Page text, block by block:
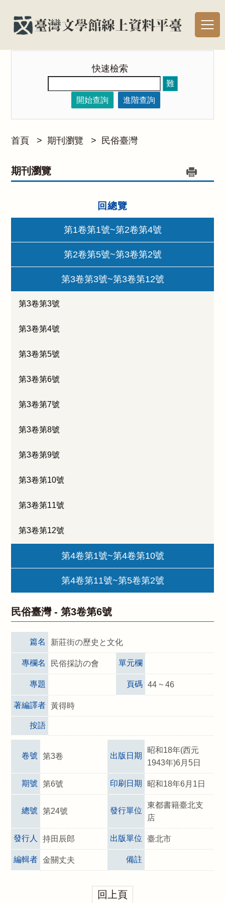
快速檢索
難
開始查詢
進階查詢
首頁 > 期刊瀏覽 > 民俗臺灣
期刊瀏覽
回總覽
第1卷第1號~第2卷第4號
第2卷第5號~第3卷第2號
第3卷第3號~第3卷第12號
第3卷第3號
第3卷第4號
第3卷第5號
第3卷第6號
第3卷第7號
第3卷第8號
第3卷第9號
第3卷第10號
第3卷第11號
第3卷第12號
第4卷第1號~第4卷第10號
第4卷第11號~第5卷第2號
民俗臺灣 -第3卷第6號
篇名 新莊街の歷史と文化
專欄名 民俗採訪の會 單元欄
專題 頁碼 44 ~ 46
著編譯者 黃得時
按語
卷號 第3卷 出版日期
昭和18年(西元
1943年)6月5日
期號 第6號 印刷日期 昭和18年6月1日
總號 第24號 發行單位
東都書籍臺北支
店
發行人 持田辰郎 出版單位 臺北市
編輯者 金關丈夫 備註
回上頁